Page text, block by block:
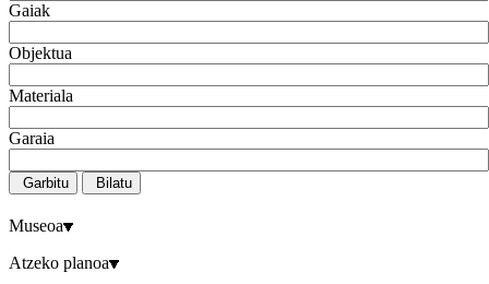
Gaiak
Objektua
Materiala
Garaia
Garbitu Bilatu
Museoa
Atzeko planoa